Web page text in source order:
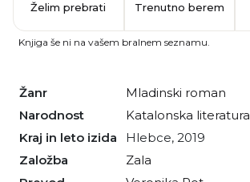
Žanr
mladinski roman
Narodnost
katalonska literatura
Kraj in leto izida
Hlebce, 2019
Založba
Zala
Želim prebrati Trenutno berem
Knjiga še ni na vašem bralnem seznamu.